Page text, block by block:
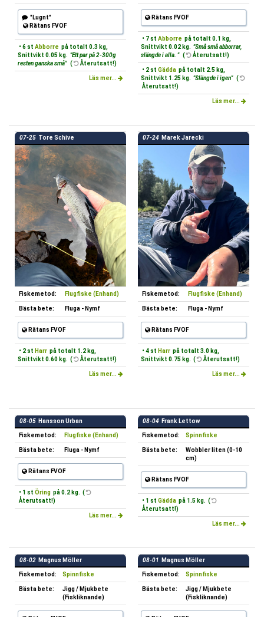
"Lugnt"
Rätans FVOF
• 6 st Abborre på totalt 0.3 kg,
Snittvikt 0.05 kg. "Ett par på 2-300g
resten ganska små" ( Återutsatt!)
Läs mer...
Rätans FVOF
• 7 st Abborre på totalt 0.1 kg,
Snittvikt 0.02 kg. "Små små abborrar,
slängde i alla. " ( Återutsatt!)
• 2 st Gädda på totalt 2.5 kg,
Snittvikt 1.25 kg. "Slängde i igen" (
Återutsatt!)
Läs mer...
07-25 Tore Schive
Fiskemetod: Flugfiske (Enhand)
Bästa bete: Fluga - Nymf
Rätans FVOF
• 2 st Harr på totalt 1.2 kg,
Snittvikt 0.60 kg. (
Återutsatt!)
Läs mer...
07-24 Marek Jarecki
Fiskemetod: Flugfiske (Enhand)
Bästa bete: Fluga - Nymf
Rätans FVOF
• 4 st Harr på totalt 3.0 kg,
Snittvikt 0.75 kg. (
Återutsatt!)
Läs mer...
08-05 Hansson Urban
Fiskemetod: Flugfiske (Enhand)
Bästa bete: Fluga - Nymf
Rätans FVOF
• 1 st Öring på 0.2 kg. (
Återutsatt!)
Läs mer...
08-04 Frank Lettow
Fiskemetod: Spinnfiske
Bästa bete:
Wobbler liten (0-10
cm)
Rätans FVOF
• 1 st Gädda på 1.5 kg. (
Återutsatt!)
Läs mer...
08-02 Magnus Möller
Fiskemetod: Spinnfiske
Bästa bete:
Jigg / Mjukbete
(Fiskliknande)
08-01 Magnus Möller
Fiskemetod: Spinnfiske
Bästa bete:
Jigg / Mjukbete
(Fiskliknande)